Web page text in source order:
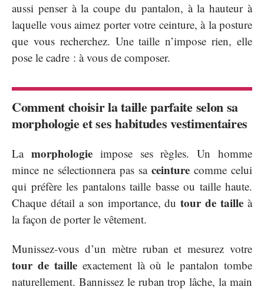
aussi penser à la coupe du pantalon, à la hauteur à
laquelle vous aimez porter votre ceinture, à la posture
que vous recherchez. Une taille n’impose rien, elle
pose le cadre : à vous de composer.
Comment choisir la taille parfaite selon sa
morphologie et ses habitudes vestimentaires
La morphologieimpose ses règles. Un homme
mince ne sélectionnera pas sa ceinture comme celui
qui préfère les pantalons taille basse ou taille haute.
Chaque détail a son importance, dutour de taille à
la façon de porter le vêtement.
Munissez-vous d’un mètre ruban et mesurez votre
tour de tailleexactement là où le pantalon tombe
naturellement. Bannissez le ruban trop lâche, la main